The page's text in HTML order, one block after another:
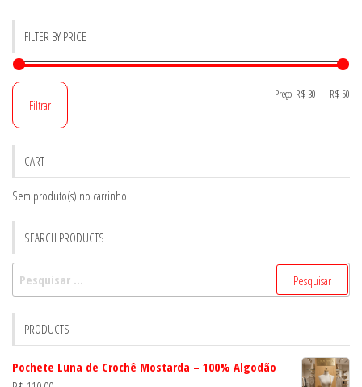
FILTER BY PRICE
Filtrar
Preço: R$ 30—R$ 50
CART
Sem produto(s) no carrinho.
SEARCH PRODUCTS
PRODUCTS
Pochete Luna de Crochê Mostarda – 100% Algodão